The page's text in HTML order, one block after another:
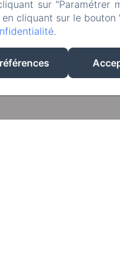
sur "Paramétrer
cliquant sur le
.